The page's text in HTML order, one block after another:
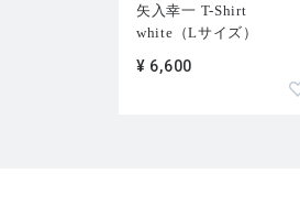
矢入幸一 T-Shirt
white（Lサイズ）
¥ 6,600